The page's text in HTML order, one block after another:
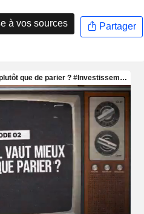
à vos sources Partager